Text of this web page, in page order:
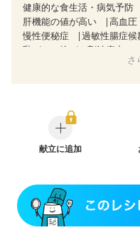
健康的な食生活・病気予防
肝機能の値が高い
高血圧
慢性便秘症
過敏性腸症候
乳がん（抗がん剤治療中）
妊婦健診・血糖値が気にな
妊娠糖尿病(初期)
産後（
産後（ミルク）
さ
献立に追加